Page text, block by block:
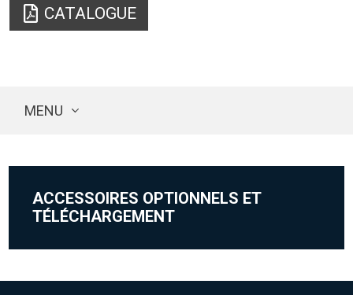
CATALOGUE
MENU
ACCESSOIRES OPTIONNELS ET
TÉLÉCHARGEMENT